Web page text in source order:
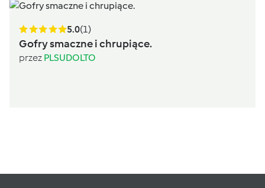
5.0(1)
Gofry smaczne i chrupiące.
przez PLSUDOLTO